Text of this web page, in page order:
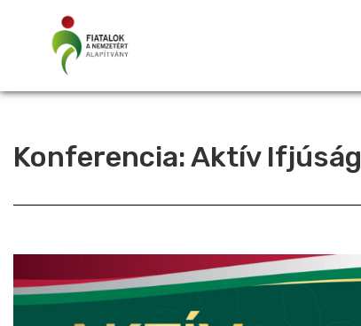
Konferencia: Aktív Ifjúság